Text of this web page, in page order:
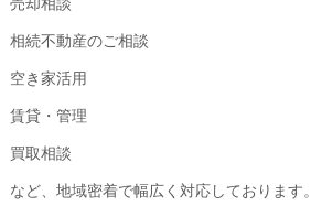
相続不動産のご相談
空き家活用
賃貸・管理
買取相談
など、地域密着で幅広く対応しております。